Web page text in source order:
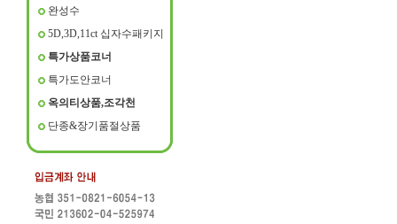
완성수
5D,3D,11ct 십자수패키지
특가상품코너
특가도안코너
옥의티상품,조각천
단종&장기품절상품